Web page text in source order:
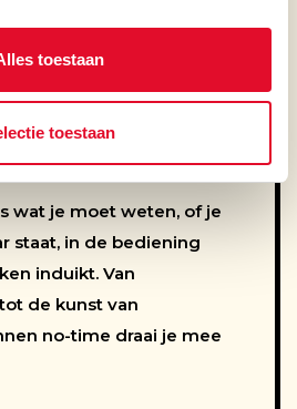
toestaan
toestaan
DE SLAG
GEEN PROBLEEM!
wat je moet weten, of je
staat, in de bediening
induikt. Van
de kunst van
no-time draai je mee